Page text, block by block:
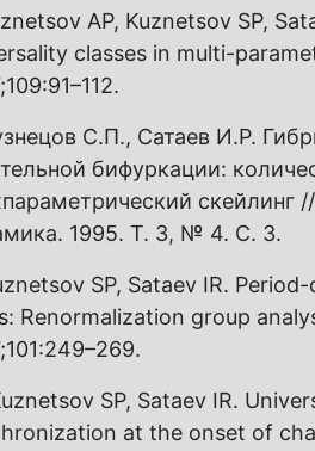
AP, Kuznetsov SP,
classes in multi-
С.П., Сатаев И.Р.
бифуркации:
скейлинг
1995. Т. 3, № 4. С. 3.
SP, Sataev IR.
Renormalization group
SP, Sataev IR.
аt the onset оf